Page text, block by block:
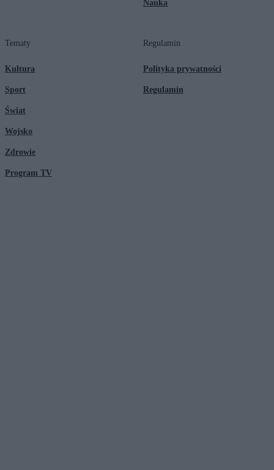
Nauka
Tematy
Kultura
Sport
Świat
Wojsko
Zdrowie
Program TV
Regulamin
Polityka prywatności
Regulamin